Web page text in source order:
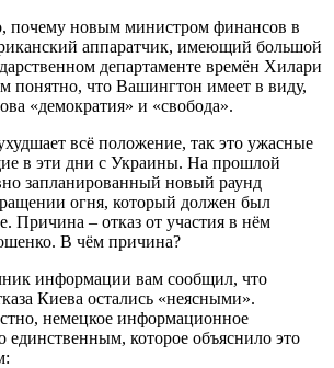
почему новым министром финансов в
аппаратчик, имеющий большой
департаменте времён Хилари
понятно, что Вашингтон имеет в виду,
«демократия» и «свобода».
всё положение, так это ужасные
в эти дни с Украины. На прошлой
запланированный новый раунд
огня, который должен был
Причина – отказ от участия в нём
В чём причина?
информации вам сообщил, что
Киева остались «неясными».
немецкое информационное
единственным, которое объяснило это